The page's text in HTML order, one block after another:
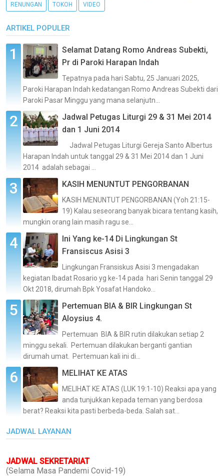
RENUNGAN TOKOH VIDEO
ARTIKEL POPULER
Selamat Datang Romo Andreas Subekti,
Pr di Paroki Harapan Indah
Tepatnya pada hari Sabtu, 25 Januari 2025,
Paroki Harapan Indah kedatangan Romo Andreas Subekti dari
Paroki Pasar Minggu yang mana selanjutn...
Jadwal Petugas Liturgi 29 & 31 Mei 2014
dan 1 Juni 2014
Jadwal Petugas Liturgi Gereja Santo Albertus
Harapan Indah untuk tanggal 29 & 31 Mei 2014 dan 1 Juni
2014 adalah sebagai ...
KASIH MENUNTUT PENGORBANAN
KASIH MENUNTUT PENGORBANAN (Yoh 21:15-
19) Kalau seseorang banyak bicara tentang kasih,
mungkin orang lain masih ragu se...
Ini Yang ke-14 Di Lingkungan St
Fransiscus Asisi 3
Lingkungan Fransiskus Asisi 3 mengadakan
kegiatan Ibadat Rosario yg ke-14 pada hari Senin tanggal 29
Okt 2018, dirumah Bpk Yosafat Handoko...
Pertemuan BIA & BIR Lingkungan St
Aloysius 4.
Pertemuan BIA & BIR rutin dilakukan setiap 2
minggu sekali. Pertemuan dilakukan berganti gantian
dirumah umat. Pertemuan kali ini di...
MELIHAT KE ATAS
MELIHAT KE ATAS (LUK 19:1-10) Reaksi apa yang
anda tunjukkan kepada teman yang berdosa
berat? Reaksi kita pasti berbeda-beda. Salah sat...
JADWAL LAYANAN
JADWAL SEKRETARIAT
(Selama Masa Pandemi Covid-19)